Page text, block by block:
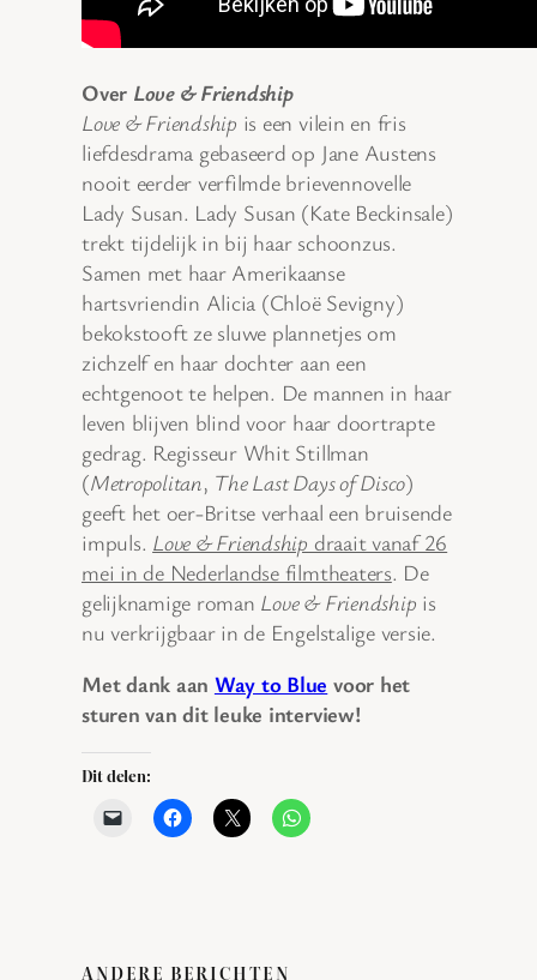
Over Love & Friendship
Love & Friendship is een vilein en fris
liefdesdrama gebaseerd op Jane Austens
nooit eerder verfilmde brievennovelle
Lady Susan. Lady Susan (Kate Beckinsale)
trekt tijdelijk in bij haar schoonzus.
Samen met haar Amerikaanse
hartsvriendin Alicia (Chloë Sevigny)
bekokstooft ze sluwe plannetjes om
zichzelf en haar dochter aan een
echtgenoot te helpen. De mannen in haar
leven blijven blind voor haar doortrapte
gedrag. Regisseur Whit Stillman
(Metropolitan, The Last Days of Disco)
geeft het oer-Britse verhaal een bruisende
impuls. Love & Friendship draait vanaf 26
mei in de Nederlandse filmtheaters. De
gelijknamige roman Love & Friendship is
nu verkrijgbaar in de Engelstalige versie.
Met dank aan Way to Blue voor het
sturen van dit leuke interview!
Dit delen:
ANDERE BERICHTEN